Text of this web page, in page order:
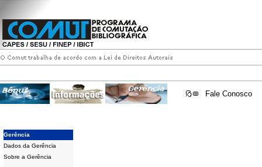
Fale Conosco
Gerência
Dados da Gerência
Sobre a Gerência